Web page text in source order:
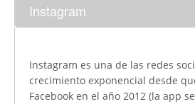
Instagram
Instagram es una de las redes
crecimiento exponencial desde
Facebook en el año 2012 (la app